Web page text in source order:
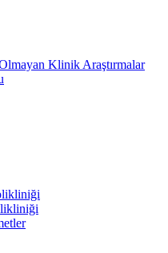
Klinik Araştırmalar